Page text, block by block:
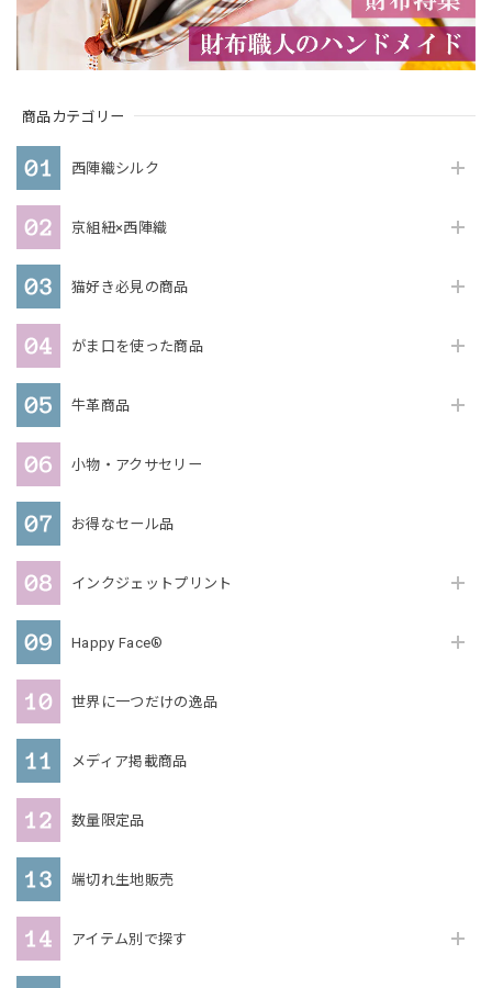
商品カテゴリー
西陣織シルク
京組紐×西陣織
猫好き必見の商品
がま口を使った商品
牛革商品
小物・アクサセリー
お得なセール品
インクジェットプリント
Happy Face®
世界に一つだけの逸品
メディア掲載商品
数量限定品
端切れ生地販売
アイテム別で探す